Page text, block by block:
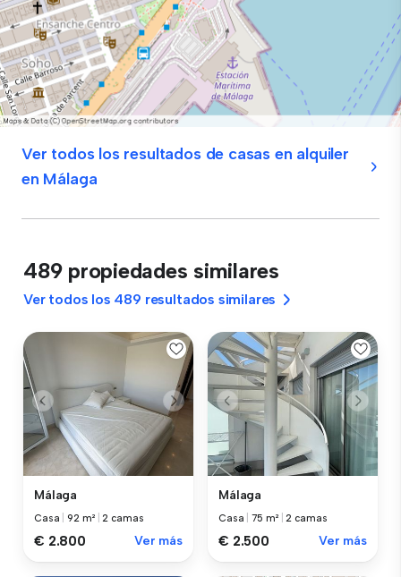
Ver todos los resultados de casas en alquiler
en Málaga
489 propiedades similares
Ver todos los 489 resultados similares
Málaga
Casa |92 m² |2 camas
€ 2.800 Ver más
Málaga
Casa |75 m² |2 camas
€ 2.500 Ver más